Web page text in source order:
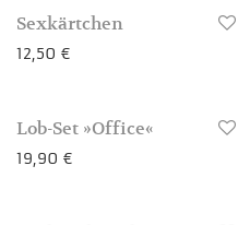
3-4 Werktage
Sexkärtchen
12,50 €
3-4 Werktage
Lob-Set »Office«
19,90 €